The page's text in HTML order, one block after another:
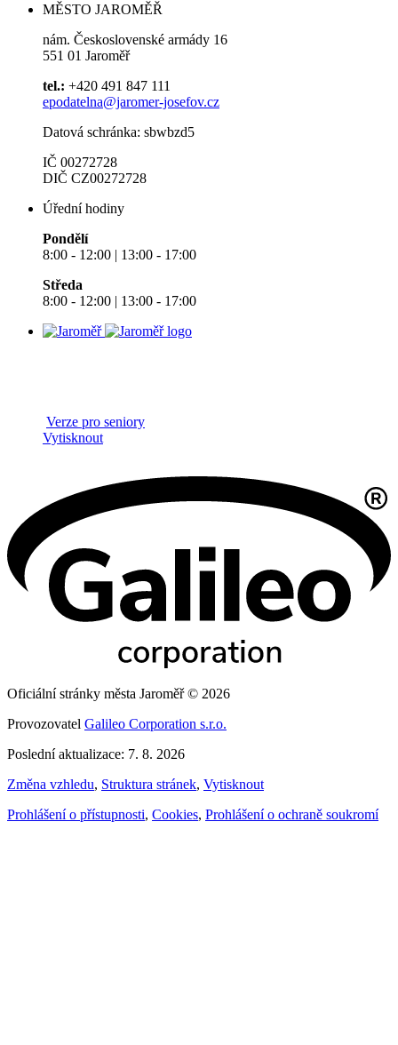
MĚSTO JAROMĚŘ
nám. Československé armády 16
551 01 Jaroměř
tel.: +420 491 847 111
epodatelna@jaromer-josefov.cz
Datová schránka: sbwbzd5
IČ 00272728
DIČ CZ00272728
Úřední hodiny
Pondělí
8:00 - 12:00 | 13:00 - 17:00
Středa
8:00 - 12:00 | 13:00 - 17:00
Verze pro seniory
Vytisknout
Oficiální stránky města Jaroměř © 2026
Provozovatel Galileo Corporation s.r.o.
Poslední aktualizace: 7. 8. 2026
Změna vzhledu, Struktura stránek, Vytisknout
Prohlášení o přístupnosti, Cookies, Prohlášení o ochraně soukromí